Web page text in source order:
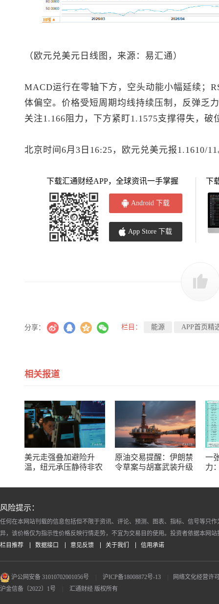
（ 欧元兑美元 日线图，来源：易汇通）
MACD运行在零轴下方，空头动能小幅延续；
体偏空。价格受短周期均线持续压制，反弹乏
关注1.166阻力，下方紧盯1.1575支撑得失，破
北京时间6月3日16:25， 欧元兑美元报1.1610/
下载汇通财经APP，全球资讯一手掌握
Android 下载
App Store 下载
下
分享： 栏目： 能源 APP首页精
相关报道
美元走强叠加避险升
温，纽元承压静待非农
原油交易提醒：伊朗禁
令草案与胡塞武装升级
归油价
一
力
日)
风险提示：
任何在本网站刊载的信息包括但不限于资讯、评论、预测、图表、指标、信号等只
异，该价格仅为指示性价格反映行情走势，不宜为交易目的使用。投资者依据本网
栏目推荐
数据接口 意见反馈 关于我们 信用承诺
沪公网安备 31010702001056号 沪ICP备18008872号-13
网络文化经营许
沪金信备〔2022〕1号
汇通财经 版权所有